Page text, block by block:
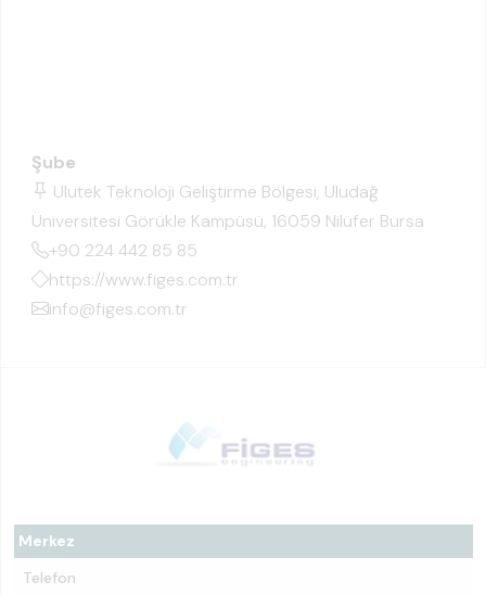
Merkez
Telefon
Şube
Ulutek Teknoloji Geliştirme Bölgesi, Uludağ
Üniversitesi Görükle Kampüsü, 16059 Nilüfer Bursa
+90 224 442 85 85
https://www.figes.com.tr
info@figes.com.tr